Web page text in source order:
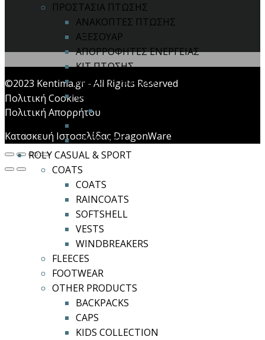
ΠΡΟΣΤΑΣΙΑ ΠΤΩΣΗΣ
ΑΝΑΚΟΠΤΕΣ ΠΤΩΣΗΣ
ΑΞΕΣΟΥΑΡ
ΑΠΟΡΡΟΦΗΤΕΣ ΕΝΕΡΓΕΙΑΣ
ΚΙΤ ΠΤΩΣΗΣ
ΚΡΙΚΟΙ / ΓΑΝΤΖΟΙ
ΟΛΟΣΩΜΕΣ ΖΩΝΕΣ
ΖΩΝΕΣ ΜΕΣΗΣ
ΤΡΙΠΟΔΑΣ
ROLY CASUAL & SPORT
COATS
COATS
RAINCOATS
SOFTSHELL
VESTS
WINDBREAKERS
FLEECES
FOOTWEAR
OTHER PRODUCTS
BACKPACKS
CAPS
KIDS COLLECTION
©2023 Kentima.gr - All Rights Reserved
Πολιτική Cookies
Πολιτική Απορρήτου
Κατασκευή Ιστοσελίδας DragonWare